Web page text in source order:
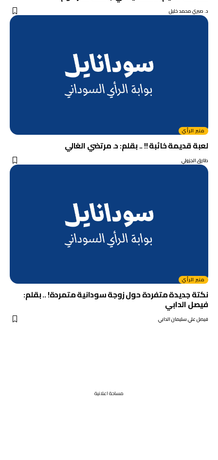
د. صبري محمد خليل
منبر الرأي
لعبة قديمة خائبة !! .. بقلم: د. مرتضي الغالي
طارق الجزولي
منبر الرأي
نكتة جديدة متفردة حول زوجة سودانية متمردة! .. بقلم:
فيصل الدابي
فيصل علي سليمان الدابي
مساحة اعلانية